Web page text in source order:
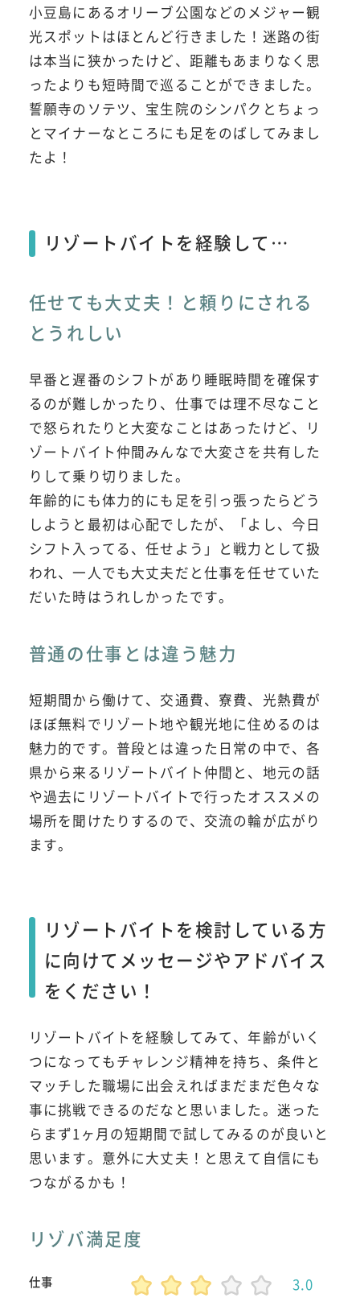
小豆島にあるオリーブ公園などのメジャー観
光スポットはほとんど行きました！迷路の街
は本当に狭かったけど、距離もあまりなく思
ったよりも短時間で巡ることができました。
誓願寺のソテツ、宝生院のシンパクとちょっ
とマイナーなところにも足をのばしてみまし
たよ！
リゾートバイトを経験して…
任せても大丈夫！と頼りにされる
とうれしい
早番と遅番のシフトがあり睡眠時間を確保す
るのが難しかったり、仕事では理不尽なこと
で怒られたりと大変なことはあったけど、リ
ゾートバイト仲間みんなで大変さを共有した
りして乗り切りました。
年齢的にも体力的にも足を引っ張ったらどう
しようと最初は心配でしたが、「よし、今日
シフト入ってる、任せよう」と戦力として扱
われ、一人でも大丈夫だと仕事を任せていた
だいた時はうれしかったです。
普通の仕事とは違う魅力
短期間から働けて、交通費、寮費、光熱費が
ほぼ無料でリゾート地や観光地に住めるのは
魅力的です。普段とは違った日常の中で、各
県から来るリゾートバイト仲間と、地元の話
や過去にリゾートバイトで行ったオススメの
場所を聞けたりするので、交流の輪が広がり
ます。
リゾートバイトを検討している方
に向けてメッセージやアドバイス
をください！
リゾートバイトを経験してみて、年齢がいく
つになってもチャレンジ精神を持ち、条件と
マッチした職場に出会えればまだまだ色々な
事に挑戦できるのだなと思いました。迷った
らまず1ヶ月の短期間で試してみるのが良いと
思います。意外に大丈夫！と思えて自信にも
つながるかも！
リゾバ満足度
仕事 3.0